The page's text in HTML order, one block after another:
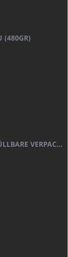
(480GR)
KÖRPERLOTION 1L OLIVIA THINKS (NACHFÜLLBARE VERPACKUNG)